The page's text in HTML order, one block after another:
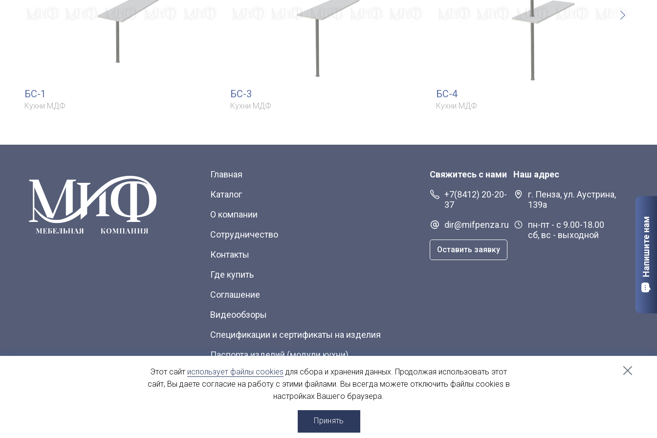
БС-1
Кухни МДФ
БС-3
Кухни МДФ
БС-4
Кухни МДФ
Главная
Каталог
О компании
Сотрудничество
Контакты
Где купить
Соглашение
Видеообзоры
Спецификации и сертификаты на изделия
Паспорта изделий (модули кухни)
Каталоги (Скачать PDF)
Свяжитесь с нами
+7(8412) 20-20-
37
dir@mifpenza.ru
Оставить заявку
Наш адрес
г. Пенза, ул. Аустрина,
139а
пн-пт - с 9.00-18.00
сб, вс - выходной
Напишите нам
Этот сайт использует файлы cookies для сбора и хранения данных. Продолжая использовать этот
сайт, Вы даете согласие на работу с этими файлами. Вы всегда можете отключить файлы cookies в
настройках Вашего браузера.
Принять